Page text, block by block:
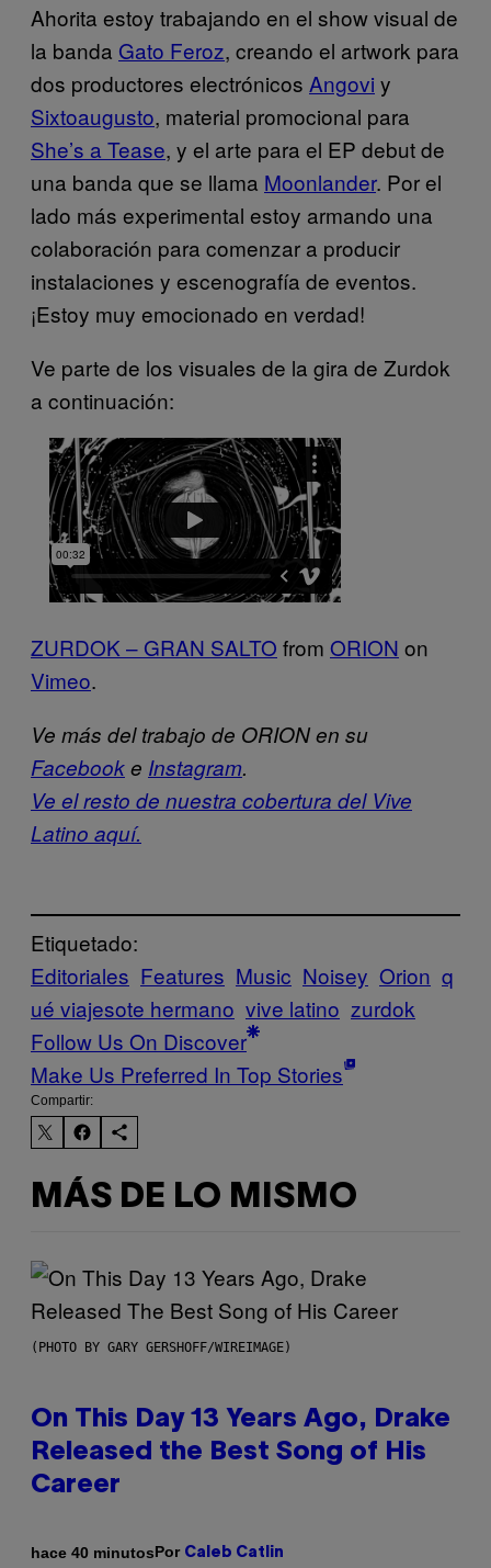
Ahorita estoy trabajando en el show visual de
la banda Gato Feroz, creando el artwork para
dos productores electrónicos Angovi y
Sixtoaugusto, material promocional para
She’s a Tease, y el arte para el EP debut de
una banda que se llama Moonlander. Por el
lado más experimental estoy armando una
colaboración para comenzar a producir
instalaciones y escenografía de eventos.
¡Estoy muy emocionado en verdad!
Ve parte de los visuales de la gira de Zurdok
a continuación:
ZURDOK – GRAN SALTO from ORION on
Vimeo.
Ve más del trabajo de ORION en su
Facebooke Instagram.
Ve el resto de nuestra cobertura del Vive
Latino aquí.
Etiquetado:
Editoriales Features Music Noisey Orion q
ué viajesote hermano vive latino zurdok
Follow Us On Discover
Make Us Preferred In Top Stories
Compartir:
MÁS DE LO MISMO
(PHOTO BY GARY GERSHOFF/WIREIMAGE)
On This Day 13 Years Ago, Drake
Released the Best Song of His
Career
hace 40 minutosPor Caleb Catlin